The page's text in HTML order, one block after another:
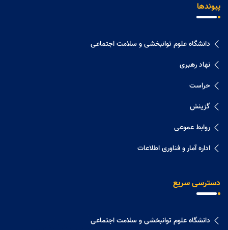
پیوندها
دانشگاه علوم توانبخشی و سلامت اجتماعی
نهاد رهبری
حراست
گزینش
روابط عموعی
اداره آمار و فناوری اطلاعات
دسترسی سریع
دانشگاه علوم توانبخشی و سلامت اجتماعی